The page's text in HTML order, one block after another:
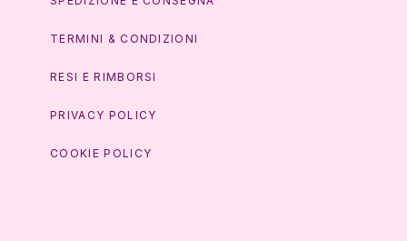
TERMINI & CONDIZIONI
RESI E RIMBORSI
PRIVACY POLICY
COOKIE POLICY